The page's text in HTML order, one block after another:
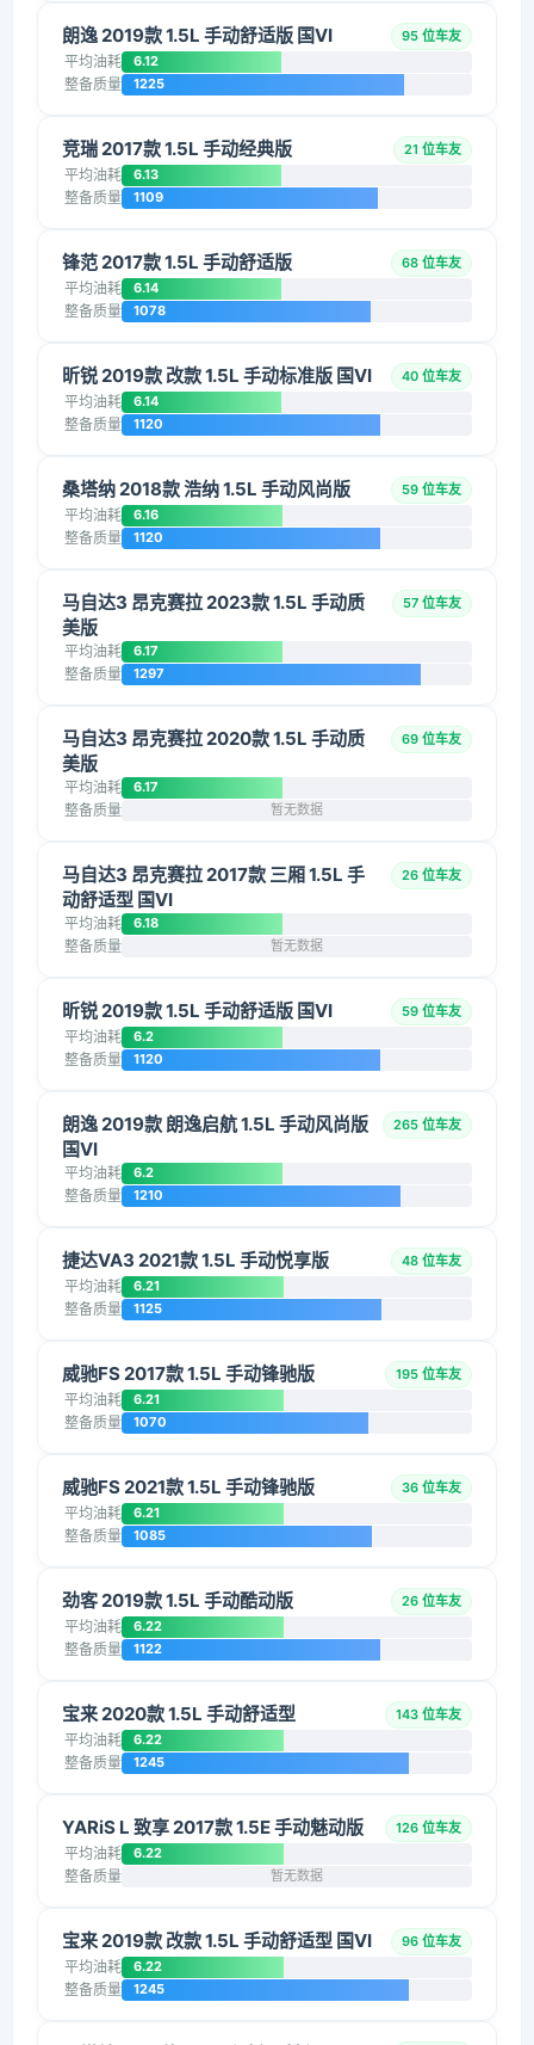
朗逸 2019款 1.5L 手动舒适版 国VI 95 位车友
平均油耗 6.12
整备质量 1225
竞瑞 2017款 1.5L 手动经典版 21 位车友
平均油耗 6.13
整备质量 1109
锋范 2017款 1.5L 手动舒适版 68 位车友
平均油耗 6.14
整备质量 1078
昕锐 2019款 改款 1.5L 手动标准版 国VI 40 位车友
平均油耗 6.14
整备质量 1120
桑塔纳 2018款 浩纳 1.5L 手动风尚版 59 位车友
平均油耗 6.16
整备质量 1120
马自达3 昂克赛拉 2023款 1.5L 手动质
美版
57 位车友
平均油耗 6.17
整备质量 1297
马自达3 昂克赛拉 2020款 1.5L 手动质
美版
69 位车友
平均油耗 6.17
整备质量 暂无数据
马自达3 昂克赛拉 2017款 三厢 1.5L 手
动舒适型 国VI
26 位车友
平均油耗 6.18
整备质量 暂无数据
昕锐 2019款 1.5L 手动舒适版 国VI 59 位车友
平均油耗 6.2
整备质量 1120
朗逸 2019款 朗逸启航 1.5L 手动风尚版
国VI
265 位车友
平均油耗 6.2
整备质量 1210
捷达VA3 2021款 1.5L 手动悦享版 48 位车友
平均油耗 6.21
整备质量 1125
威驰FS 2017款 1.5L 手动锋驰版 195 位车友
平均油耗 6.21
整备质量 1070
威驰FS 2021款 1.5L 手动锋驰版 36 位车友
平均油耗 6.21
整备质量 1085
劲客 2019款 1.5L 手动酷动版 26 位车友
平均油耗 6.22
整备质量 1122
宝来 2020款 1.5L 手动舒适型 143 位车友
平均油耗 6.22
整备质量 1245
YARiS L 致享 2017款 1.5E 手动魅动版 126 位车友
平均油耗 6.22
整备质量 暂无数据
宝来 2019款 改款 1.5L 手动舒适型 国VI 96 位车友
平均油耗 6.22
整备质量 1245